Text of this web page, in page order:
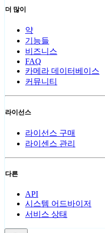
더 많이
약
기능들
비즈니스
FAQ
카메라 데이터베이스
커뮤니티
라이선스
라이선스 구매
라이센스 관리
다른
API
시스템 어드바이저
서비스 상태